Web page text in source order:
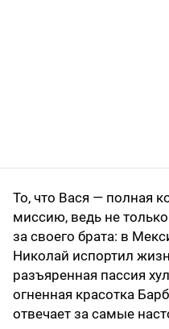
То, что Вася — полная
миссию, ведь не
за своего брата: в
Николай испортил
разъяренная пассия
огненная красотка
отвечает за самые